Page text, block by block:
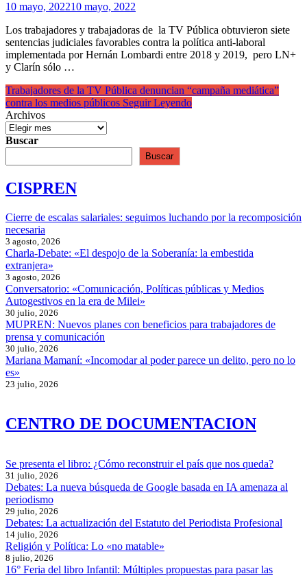
10 mayo, 202210 mayo, 2022
Los trabajadores y trabajadoras de la TV Pública obtuvieron siete
sentencias judiciales favorables contra la política anti-laboral
implementada por Hernán Lombardi entre 2018 y 2019, pero LN+
y Clarín sólo …
Trabajadores de la TV Pública denuncian “campaña mediática”
contra los medios públicos Seguir Leyendo
Archivos
Buscar
Buscar
CISPREN
Cierre de escalas salariales: seguimos luchando por la recomposición
necesaria
3 agosto, 2026
Charla-Debate: «El despojo de la Soberanía: la embestida
extranjera»
3 agosto, 2026
Conversatorio: «Comunicación, Políticas públicas y Medios
Autogestivos en la era de Milei»
30 julio, 2026
MUPREN: Nuevos planes con beneficios para trabajadores de
prensa y comunicación
30 julio, 2026
Mariana Mamaní: «Incomodar al poder parece un delito, pero no lo
es»
23 julio, 2026
CENTRO DE DOCUMENTACION
Se presenta el libro: ¿Cómo reconstruir el país que nos queda?
31 julio, 2026
Debates: La nueva búsqueda de Google basada en IA amenaza al
periodismo
29 julio, 2026
Debates: La actualización del Estatuto del Periodista Profesional
14 julio, 2026
Religión y Política: Lo «no matable»
8 julio, 2026
16° Feria del libro Infantil: Múltiples propuestas para pasar las